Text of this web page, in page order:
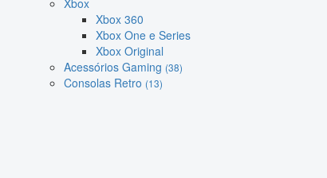
Xbox
Xbox 360
Xbox One e Series
Xbox Original
Acessórios Gaming (38)
Consolas Retro (13)